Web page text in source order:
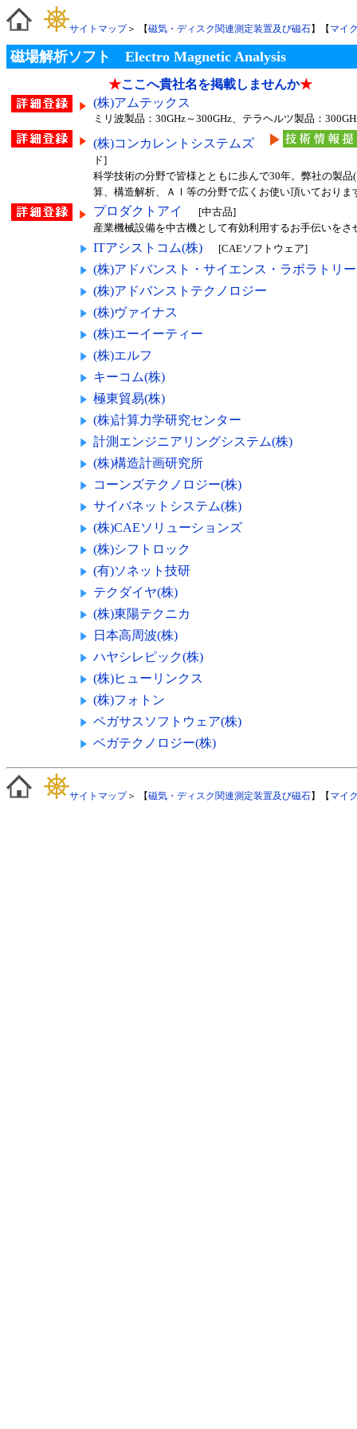
サイトマップ＞ 【磁気・ディスク関連測定装置及び磁石】【 マイ
磁場解析ソフト Electro Magnetic Analysis
★ここへ貴社名を掲載しませんか★
(株)アムテックス
ミリ波製品：30GHz～300GHz、テラヘルツ製品：
(株)コンカレントシステムズ
ド]
科学技術の分野で皆様とともに歩んで30年。弊社の製
算、構造解析、ＡＩ等の分野で広くお使い頂いておりま
プロダクトアイ
[中古品]
産業機械設備を中古機として有効利用するお手伝いをさ
ITアシストコム(株) [CAEソフトウェア]
(株)アドバンスト・サイエンス・ラボラトリー
(株)アドバンストテクノロジー
(株)ヴァイナス
(株)エーイーティー
(株)エルフ
キーコム(株)
極東貿易(株)
(株)計算力学研究センター
計測エンジニアリングシステム(株)
(株)構造計画研究所
コーンズテクノロジー(株)
サイバネットシステム(株)
(株)CAEソリューションズ
(株)シフトロック
(有)ソネット技研
テクダイヤ(株)
(株)東陽テクニカ
日本高周波(株)
ハヤシレピック(株)
(株)ヒューリンクス
(株)フォトン
ペガサスソフトウェア(株)
ベガテクノロジー(株)
サイトマップ＞ 【磁気・ディスク関連測定装置及び磁石】【 マイ